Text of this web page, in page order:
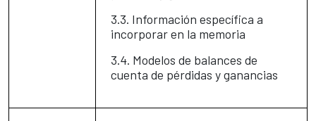
3.3. Información específica a
incorporar en la memoria
3.4. Modelos de balances de
cuenta de pérdidas y ganancias